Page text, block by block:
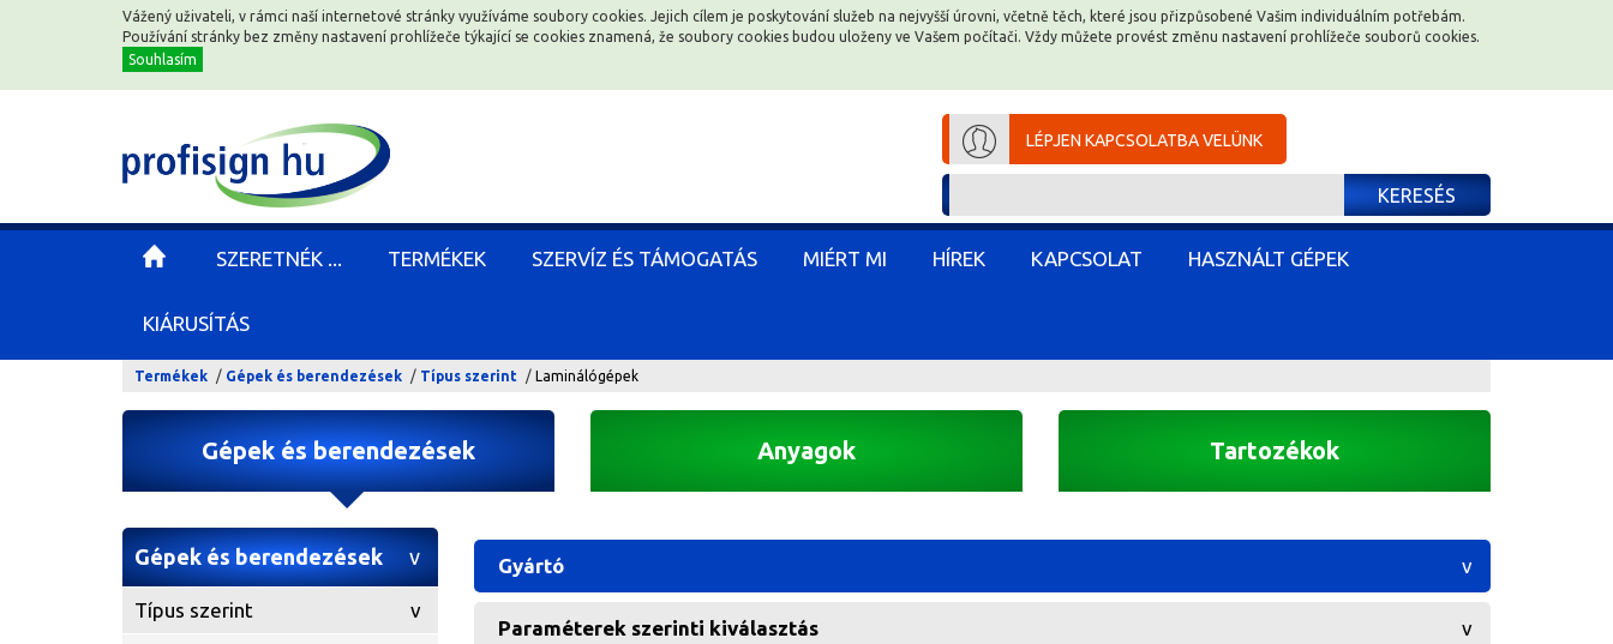
Vážený uživateli, v rámci naší internetové stránky využíváme soubory cookies. Jejich cílem je poskytování služeb na nejvyšší úrovni, včetně těch, které jsou přizpůsobené Vašim individuálním potřebám.
Používání stránky bez změny nastavení prohlížeče týkající se cookies znamená, že soubory cookies budou uloženy ve Vašem počítači. Vždy můžete provést změnu nastavení prohlížeče souborů cookies.
Souhlasím
LÉPJEN KAPCSOLATBA VELÜNK
KERESÉS
SZERETNÉK ... TERMÉKEK SZERVÍZ ÉS TÁMOGATÁS MIÉRT MI HÍREK KAPCSOLAT HASZNÁLT GÉPEK
KIÁRUSÍTÁS
Termékek Gépek és berendezések Típus szerint Laminálógépek
Gépek és berendezések Anyagok Tartozékok
Gépek és berendezések
Típus szerint
Gyártó
Paraméterek szerinti kiválasztás
Vážený uživateli, v rámci naší internetové stránky využíváme soubory cookies. Jejich cílem je poskytování služeb na nejvyšší úrovni, včetně těch, které jsou přizpůsobené Vašim individuálním potřebám.
Používání stránky bez změny nastavení prohlížeče týkající se cookies znamená, že soubory cookies budou uloženy ve Vašem počítači. Vždy můžete provést změnu nastavení prohlížeče souborů cookies.
Souhlasím
LÉPJEN KAPCSOLATBA VELÜNK
KERESÉS
SZERETNÉK ... TERMÉKEK SZERVÍZ ÉS TÁMOGATÁS MIÉRT MI HÍREK KAPCSOLAT HASZNÁLT GÉPEK
KIÁRUSÍTÁS